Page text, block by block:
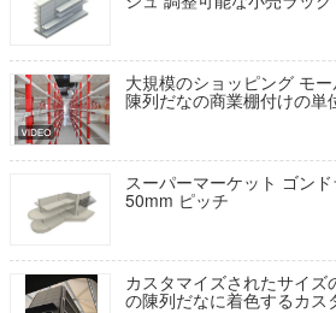
大規模のショッピング モ
陳列だなの商業棚付けの単
スーパーマーケット ゴン
50mm ピッチ
カスタマイズされたサイズ
の陳列だなに着色するカス